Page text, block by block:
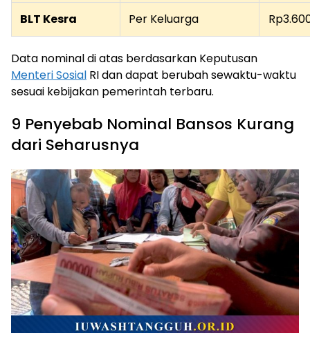
BLT Kesra Per Keluarga
Data nominal di atas berdasarkan Keputusan
Menteri Sosial RI dan dapat berubah sewaktu-waktu
sesuai kebijakan pemerintah terbaru.
9 Penyebab Nominal Bansos Kurang
dari Seharusnya